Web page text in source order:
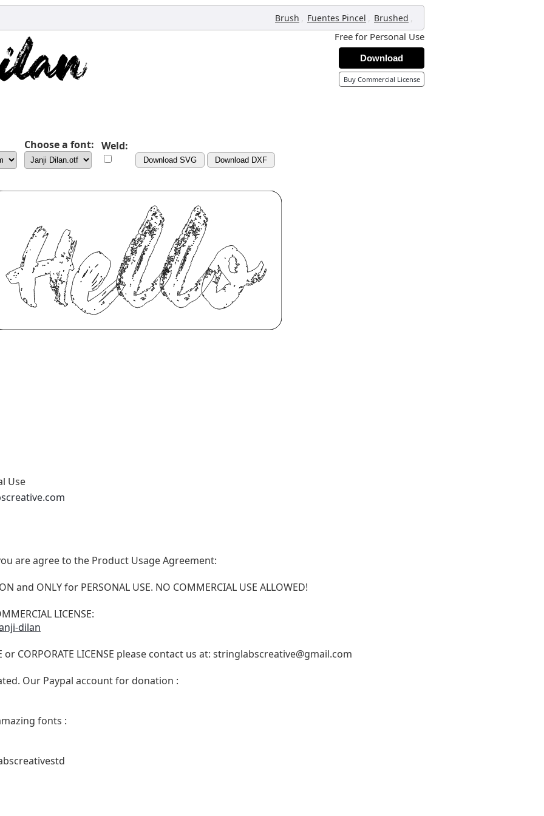
Brush , Fuentes Pincel , Brushed ,
Free for Personal Use
Download
Buy Commercial License
Choose a font: Weld:
Download SVG Download DXF
Use
are agree to the Product Usage Agreement:
and ONLY for PERSONAL USE. NO COMMERCIAL USE ALLOWED!
LICENSE:
dilan
CORPORATE LICENSE please contact us at: stringlabscreative@gmail.com
Our Paypal account for donation :
fonts :